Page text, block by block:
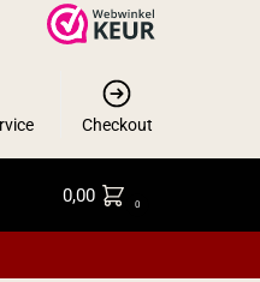
Checkout
0,00 0